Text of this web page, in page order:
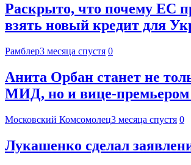
Раскрыто, что почему ЕС
взять новый кредит для
Рамблер3 месяца спустя 0
Анита Орбан станет не
МИД, но и вице-премьером
Московский Комсомолец3 месяца спустя 0
Лукашенко сделал